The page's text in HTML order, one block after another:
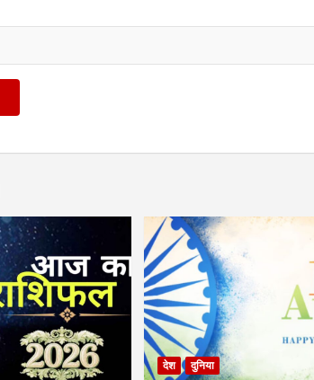
देश दुनिया